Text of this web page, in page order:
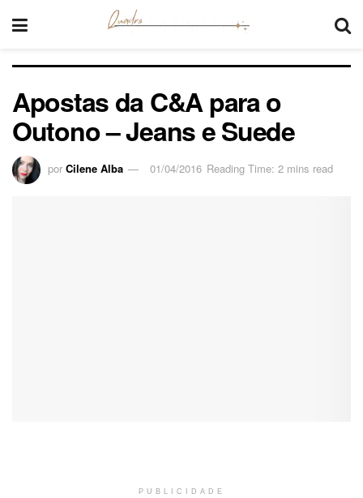
Apostas da C&A para o
Outono – Jeans e Suede
por Cilene Alba 01/04/2016 Reading Time: 2 mins read
PUBLICIDADE